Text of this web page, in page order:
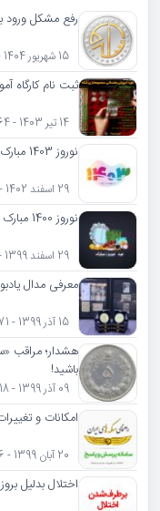
رفع مشکل ورود
15 شهریور 1404 - 2662 بازدید - 6 نظر
ثبت نام کارگاه
14 تیر 1403 - 34464 بازدید - 23 نظر
نوروز 1403 مبارک باد
29 اسفند 1402 - 16069 بازدید
نوروز 1400 مبارک باد
29 اسفند 1399 - 19545 بازدید - 2 نظر
معرفی مدال
15 آذر 1399 - 26971 بازدید - 2 نظر
باشید!
09 آذر 1399 - 78218 بازدید - 60 نظر
امکانات و
20 آبان 1399 - 26616 بازدید - 20 نظر
اختلال بدلیل